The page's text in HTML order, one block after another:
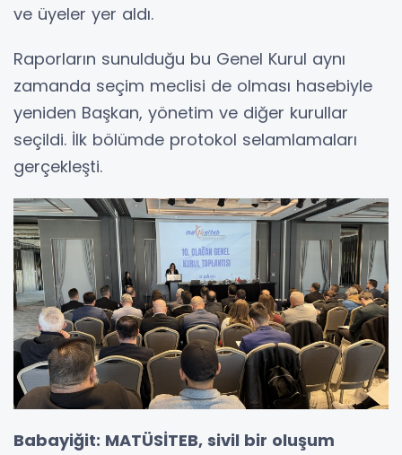
ve üyeler yer aldı.
Raporların sunulduğu bu Genel Kurul aynı
zamanda seçim meclisi de olması hasebiyle
yeniden Başkan, yönetim ve diğer kurullar
seçildi. İlk bölümde protokol selamlamaları
gerçekleşti.
Babayiğit: MATÜSİTEB, sivil bir oluşum